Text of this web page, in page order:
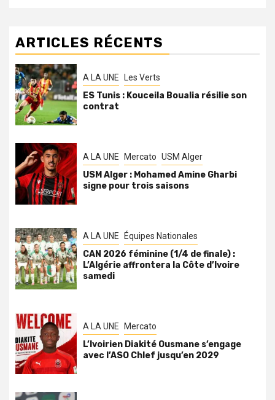
ARTICLES RÉCENTS
A LA UNE Les Verts
ES Tunis : Kouceila Boualia résilie son
contrat
A LA UNE Mercato USM Alger
USM Alger : Mohamed Amine Gharbi
signe pour trois saisons
A LA UNE Équipes Nationales
CAN 2026 féminine (1/4 de finale) :
L’Algérie affrontera la Côte d’Ivoire
samedi
A LA UNE Mercato
L’Ivoirien Diakité Ousmane s’engage
avec l’ASO Chlef jusqu’en 2029